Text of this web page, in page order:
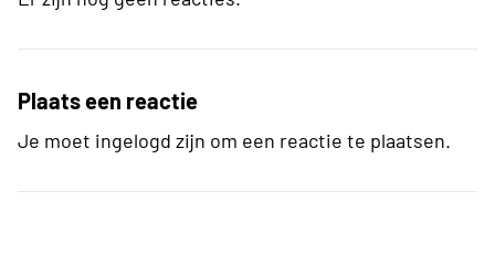
Plaats een reactie
Je moet ingelogd zijn om een reactie te plaatsen.